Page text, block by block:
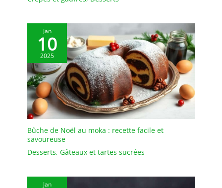
différents types de
Jan
10
2025
Bûche de Noël au moka : recette facile et
savoureuse
Desserts, Gâteaux et tartes sucrées
Jan